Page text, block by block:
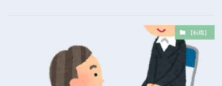
【転職】